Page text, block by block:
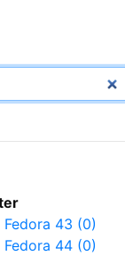
Fedora 43 (0)
Fedora 44 (0)